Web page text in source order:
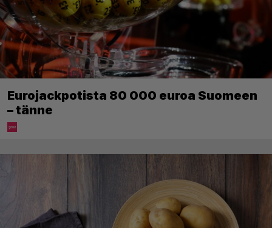
Eurojackpotista 80 000 euroa Suomeen
– tänne